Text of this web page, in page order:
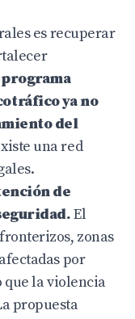
es recuperar
programa
ya no
del
una red
de
El
zonas
por
que la violencia
propuesta